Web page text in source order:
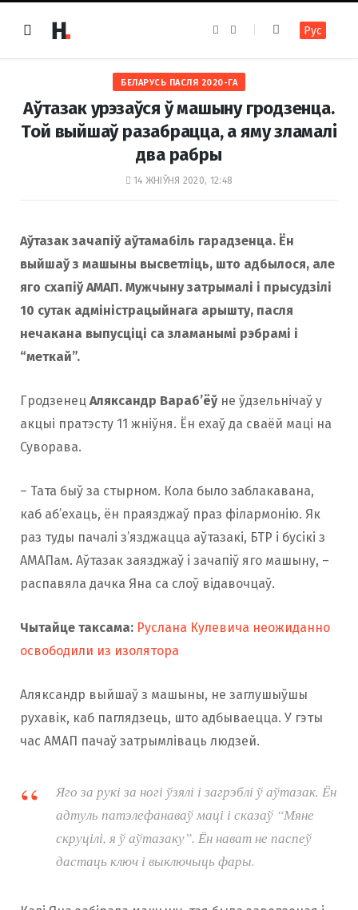
e
b
o
o
k
t
a
g
r
a
m
Рус
БЕЛАРУСЬ ПАСЛЯ 2020-ГА
Аўтазак урэзаўся ў машыну гродзенца.
Той выйшаў разабрацца, а яму зламалі
два рабры
14 ЖНІЎНЯ 2020, 12:48
Аўтазак зачапіў аўтамабіль гарадзенца. Ён
выйшаў з машыны высветліць, што адбылося, але
яго схапіў АМАП. Мужчыну затрымалі і прысудзілі
10 сутак адміністрацыйнага арышту, пасля
нечакана выпусціці са зламанымі рэбрамі і
“меткай”.
Гродзенец Аляксандр Вараб’ёўне ўдзельнічаў у
акцыі пратэсту 11 жніўня. Ён ехаў да сваёй маці на
Суворава.
– Тата быў за стырном. Кола было заблакавана,
каб аб’ехаць, ён праязджаў праз філармонію. Як
раз туды пачалі з’язджацца аўтазакі, БТР і бусікі з
АМАПам. Аўтазак заязджаў і зачапіў яго машыну, –
распавяла дачка Яна са слоў відавочцаў.
Чытайце таксама: Руслана Кулевича неожиданно
освободили из изолятора
Аляксандр выйшаў з машыны, не заглушыўшы
рухавік, каб паглядзець, што адбываецца. У гэты
час АМАП пачаў затрымліваць людзей.
Яго за рукі за ногі ўзялі і загрэблі ў аўтазак. Ён
адтуль патэлефанаваў маці і сказаў “Мяне
скруцілі, я ў аўтазаку”. Ён нават не паспеў
дастаць ключ і выключыць фары.